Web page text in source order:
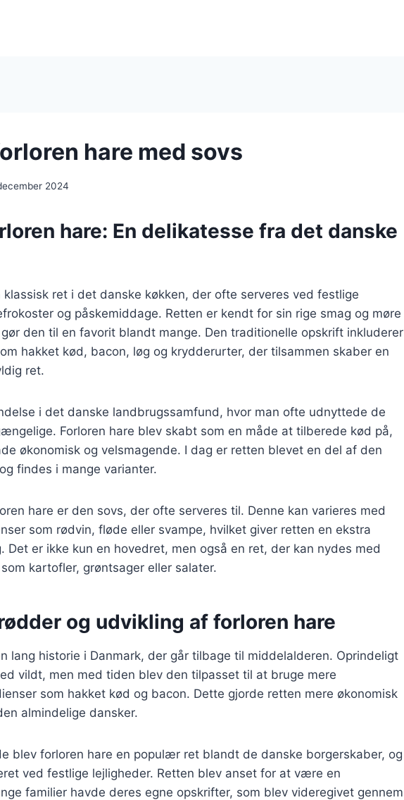
hare med sovs
2024
hare: En delikatesse fra det danske
klassisk ret i det danske køkken, der ofte serveres ved festlige
og påskemiddage. Retten er kendt for sin rige smag og møre
den til en favorit blandt mange. Den traditionelle opskrift inkluderer
hakket kød, bacon, løg og krydderurter, der tilsammen skaber en
ret.
i det danske landbrugssamfund, hvor man ofte udnyttede de
Forloren hare blev skabt som en måde at tilberede kød på,
økonomisk og velsmagende. I dag er retten blevet en del af den
findes i mange varianter.
hare er den sovs, der ofte serveres til. Denne kan varieres med
som rødvin, fløde eller svampe, hvilket giver retten en ekstra
Det er ikke kun en hovedret, men også en ret, der kan nydes med
kartofler, grøntsager eller salater.
og udvikling af forloren hare
lang historie i Danmark, der går tilbage til middelalderen. Oprindeligt
vildt, men med tiden blev den tilpasset til at bruge mere
som hakket kød og bacon. Dette gjorde retten mere økonomisk
almindelige dansker.
blev forloren hare en populær ret blandt de danske borgerskaber, og
ved festlige lejligheder. Retten blev anset for at være en
familier havde deres egne opskrifter, som blev videregivet gennem